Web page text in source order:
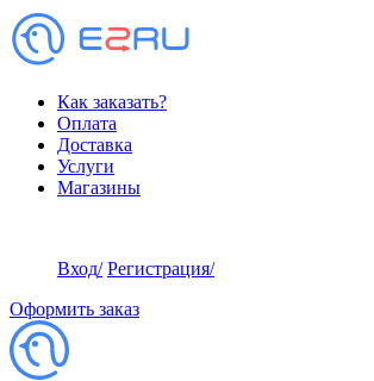
Как заказать?
Оплата
Доставка
Услуги
Магазины
Вход/ Регистрация/
Оформить заказ